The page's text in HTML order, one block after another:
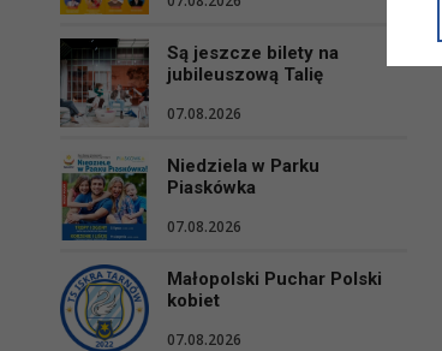
Są jeszcze bilety na
jubileuszową Talię
07.08.2026
Niedziela w Parku
Piaskówka
07.08.2026
Małopolski Puchar Polski
kobiet
07.08.2026